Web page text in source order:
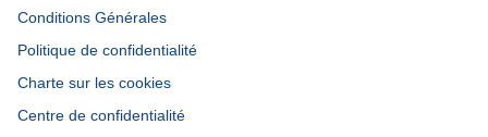
Conditions Générales
Politique de confidentialité
Charte sur les cookies
Centre de confidentialité